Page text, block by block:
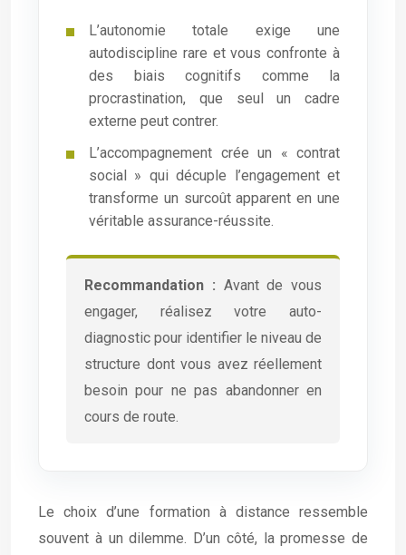
L’autonomie totale exige une
autodiscipline rare et vous confronte à
des biais cognitifs comme la
procrastination, que seul un cadre
externe peut contrer.
L’accompagnement crée un « contrat
social » qui décuple l’engagement et
transforme un surcoût apparent en une
véritable assurance-réussite.
Recommandation : Avant de vous
engager, réalisez votre auto-
diagnostic pour identifier le niveau de
structure dont vous avez réellement
besoin pour ne pas abandonner en
cours de route.
Le choix d’une formation à distance ressemble
souvent à un dilemme. D’un côté, la promesse de